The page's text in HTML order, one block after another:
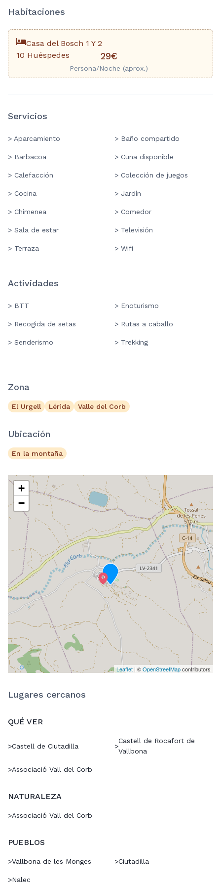
Habitaciones
Casa del Bosch 1 Y 2
10 Huéspedes
29€
Persona/Noche (aprox.)
Servicios
> Aparcamiento > Baño compartido
> Barbacoa > Cuna disponible
> Calefacción > Colección de juegos
> Cocina > Jardín
> Chimenea > Comedor
> Sala de estar > Televisión
> Terraza > Wifi
Actividades
> BTT > Enoturismo
> Recogida de setas > Rutas a caballo
> Senderismo > Trekking
Zona
El Urgell Lérida Valle del Corb
Ubicación
En la montaña
+
−
Leaflet | ©OpenStreetMapcontributors
Lugares cercanos
QUÉ VER
>Castell de Ciutadilla >
Castell de Rocafort de
Vallbona
>Associació Vall del Corb
NATURALEZA
>Associació Vall del Corb
PUEBLOS
>Vallbona de les Monges >Ciutadilla
>Nalec